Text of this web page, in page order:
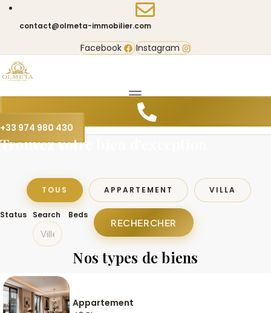
contact@olmeta-immobilier.com
Facebook Instagram
+33 974 980 430
Trouvez votre bien d’exception
TOUS APPARTEMENT VILLA
Status Search Beds
RECHERCHER
Nos types de biens
Appartement